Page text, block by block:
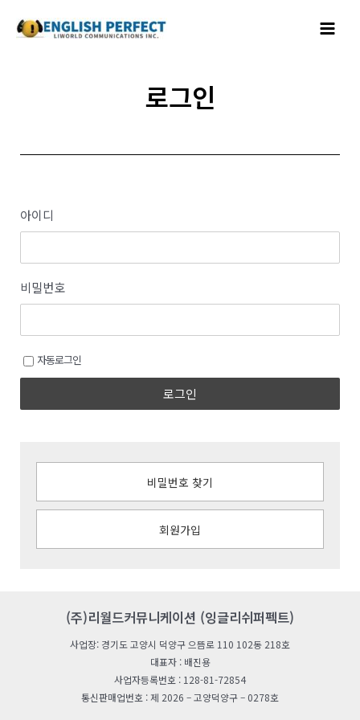
건너뛰기
Menu
로그인
아이디
비밀번호
자동로그인
로그인
비밀번호 찾기
회원가입
(주)리월드커뮤니케이션 (잉글리쉬퍼펙트)
사업장: 경기도 고양시 덕양구 으뜸로 110 102동 218호
대표자 : 배진용
사업자등록번호 : 128-81-72854
통신판매업번호 : 제 2026 – 고양덕양구 – 0278호